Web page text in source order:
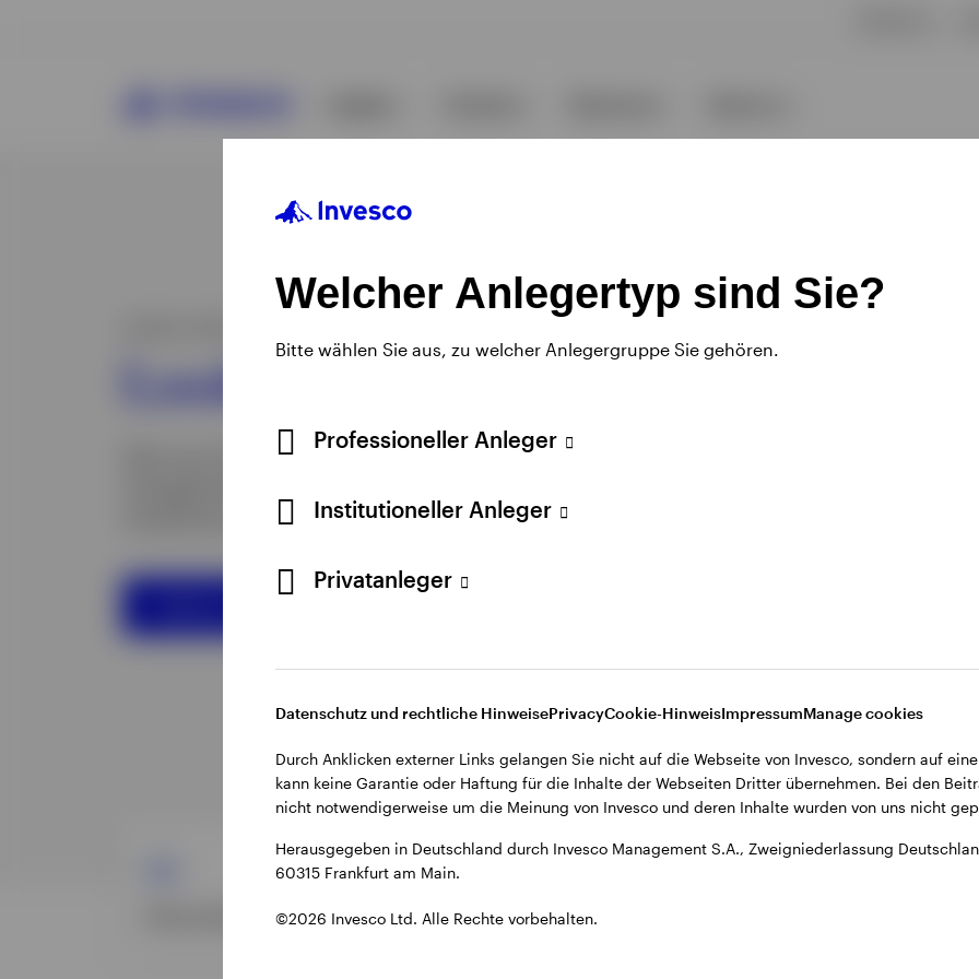
Welcher Anlegertyp sind Sie?
Bitte wählen Sie aus, zu welcher Anlegergruppe Sie gehören.
Professioneller Anleger
Institutioneller Anleger
Privatanleger
Datenschutz und rechtliche HinweisePrivacyCookie-HinweisImpressumManage cookies
Durch Anklicken externer Links gelangen Sie nicht auf die Webseite von Invesco, sondern auf
kann keine Garantie oder Haftung für die Inhalte der Webseiten Dritter übernehmen. Bei den
nicht notwendigerweise um die Meinung von Invesco und deren Inhalte wurden von uns nicht
Herausgegeben in Deutschland durch Invesco Management S.A., Zweigniederlassung
60315 Frankfurt am Main.
©2026 Invesco Ltd. Alle Rechte vorbehalten.